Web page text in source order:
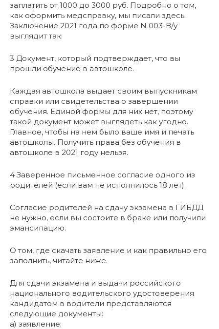
заплатить от 1000 до 3000 руб. Подробно о том,
как оформить медсправку, мы писали здесь.
Заключение 2021 года по форме N 003-В/у
выглядит так:
3 Документ, который подтверждает, что вы
прошли обучение в автошколе.
Каждая автошкола выдает своим выпускникам
справки или свидетельства о завершении
обучения. Единой формы для них нет, поэтому
такой документ может выглядеть как угодно.
Главное, чтобы на нем было ваше имя и печать
автошколы. Получить права без обучения в
автошколе в 2021 году нельзя.
4 Заверенное письменное согласие одного из
родителей (если вам не исполнилось 18 лет).
Согласие родителей на сдачу экзамена в ГИБДД
не нужно, если вы состоите в браке или получили
эмансипацию.
О том, где скачать заявление и как правильно его
заполнить, читайте ниже.
Для сдачи экзамена и выдачи российского
национального водительского удостоверения
кандидатом в водители представляются
следующие документы:
а) заявление;